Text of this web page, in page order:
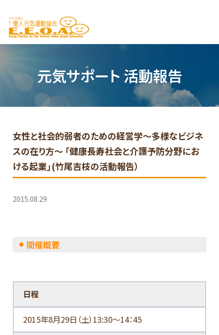
元気サポート 活動報告
女性と社会的弱者のための経営学～多様なビジネ
スの在り方～ 「健康長寿社会と介護予防分野にお
ける起業」(竹尾吉枝の活動報告）
2015.08.29
開催概要
日程
2015年8月29日（土）13:30～14：45